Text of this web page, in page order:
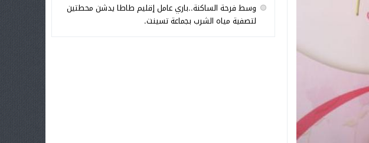
وسط فرحة الساكنة..باري عامل إقليم طاطا يدشن محطتين
لتصفية مياه الشرب بجماعة تسينت.